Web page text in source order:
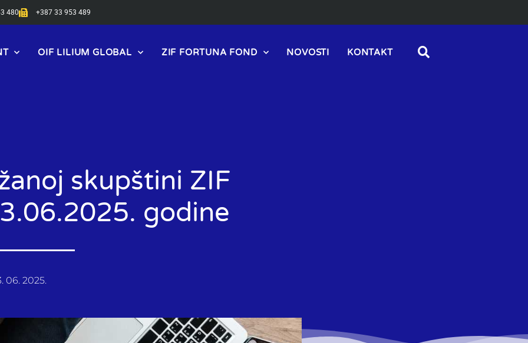
480 +387 33 953 489
OIF LILIUM GLOBAL ZIF FORTUNA FOND NOVOSTI KONTAKT
skupštini ZIF
godine
06. 2025.